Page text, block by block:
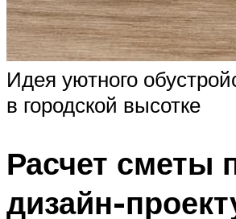
Идея уютного
в городской высотке
Расчет сметы
дизайн-